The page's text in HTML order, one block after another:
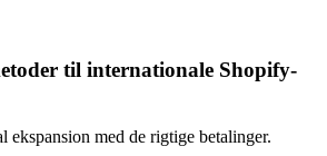
til internationale Shopify-
med de rigtige betalinger.